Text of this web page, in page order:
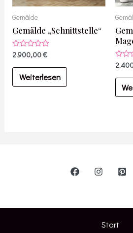
Gemälde
Gemälde „Schnittstelle“
Bewertet
0
von
2.900,00€
Weiterlesen
0
von
Start